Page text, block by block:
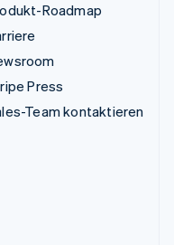
Roadmap
Press
Team kontaktieren